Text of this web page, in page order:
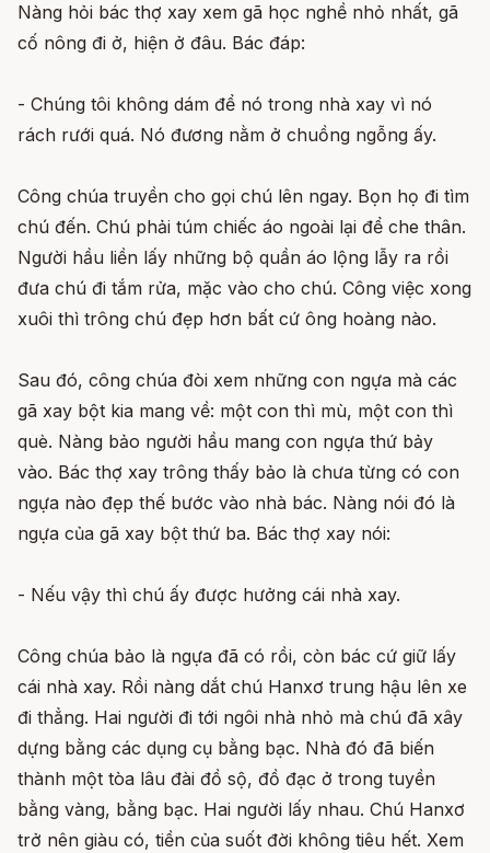
Nàng hỏi bác thợ xay xem gã học nghề nhỏ nhất, gã
cố nông đi ở, hiện ở đâu. Bác đáp:
- Chúng tôi không dám để nó trong nhà xay vì nó
rách rưới quá. Nó đương nằm ở chuồng ngỗng ấy.
Công chúa truyền cho gọi chú lên ngay. Bọn họ đi tìm
chú đến. Chú phải túm chiếc áo ngoài lại để che thân.
Người hầu liền lấy những bộ quần áo lộng lẫy ra rồi
đưa chú đi tắm rửa, mặc vào cho chú. Công việc xong
xuôi thì trông chú đẹp hơn bất cứ ông hoàng nào.
Sau đó, công chúa đòi xem những con ngựa mà các
gã xay bột kia mang về: một con thì mù, một con thì
què. Nàng bảo người hầu mang con ngựa thứ bảy
vào. Bác thợ xay trông thấy bảo là chưa từng có con
ngựa nào đẹp thế bước vào nhà bác. Nàng nói đó là
ngựa của gã xay bột thứ ba. Bác thợ xay nói:
- Nếu vậy thì chú ấy được hưởng cái nhà xay.
Công chúa bảo là ngựa đã có rồi, còn bác cứ giữ lấy
cái nhà xay. Rồi nàng dắt chú Hanxơ trung hậu lên xe
đi thẳng. Hai người đi tới ngôi nhà nhỏ mà chú đã xây
dựng bằng các dụng cụ bằng bạc. Nhà đó đã biến
thành một tòa lâu đài đồ sộ, đồ đạc ở trong tuyền
bằng vàng, bằng bạc. Hai người lấy nhau. Chú Hanxơ
trở nên giàu có, tiền của suốt đời không tiêu hết. Xem